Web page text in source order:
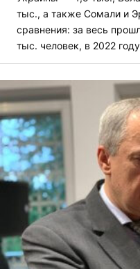
тыс., а также Сомали и
сравнения: за весь
тыс. человек, в 2022